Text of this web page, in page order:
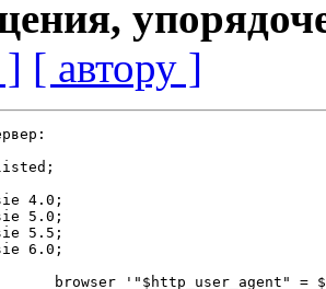
] [ автору ]
4.0;
5.0;
5.5;
6.0;